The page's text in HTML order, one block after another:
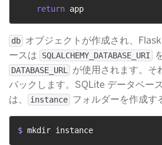
return
db
オブジェクトが作成され、
ースは
SQLALCHEMY_DATABASE_URI
DATABASE_URL
が使用されます。
バックします。SQLite データベー
は、
instance フォルダーを作成す
$ mkdir instance